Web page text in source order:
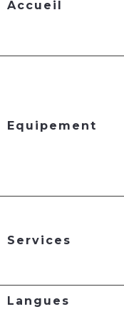
Accueil
Equipement
Services
Langues